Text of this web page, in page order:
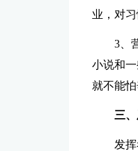
业，对
3、
小说和
就不能怕
三
发